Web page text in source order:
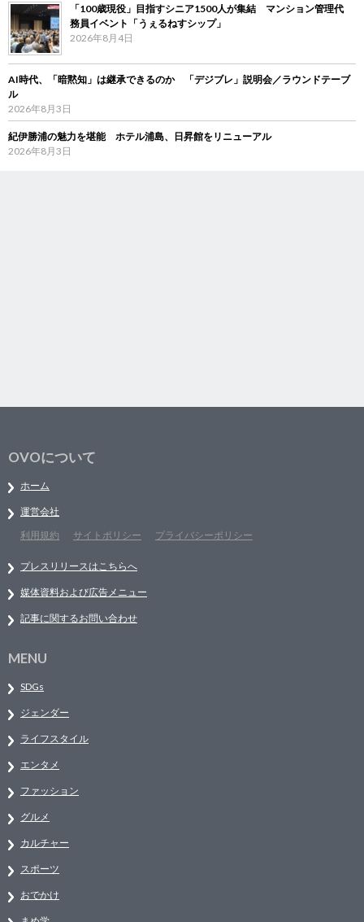
「100歳現役」目指すシニア1500人が集結 マンション管理代
務員イベント「うぇるねすシップ」
2026年8月4日
AI時代、「暗黙知」は継承できるのか 「デジブレ」説明会／ラウンドテーブ
ル
2026年8月3日
紀伊勝浦の魅力を堪能 ホテル浦島、日昇館をリニューアル
2026年8月3日
OVOについて
ホーム
運営会社
利用規約
サイトポリシー プライバシーポリシー
プレスリリースはこちらへ
媒体資料および広告メニュー
記事に関するお問い合わせ
MENU
SDGs
ジェンダー
ライフスタイル
エンタメ
ファッション
グルメ
カルチャー
スポーツ
おでかけ